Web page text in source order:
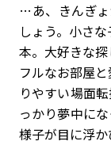
…あ、きんぎ
しょう。小さ
本。大好きな
フルなお部屋
りやすい場面
っかり夢中に
様子が目に浮か